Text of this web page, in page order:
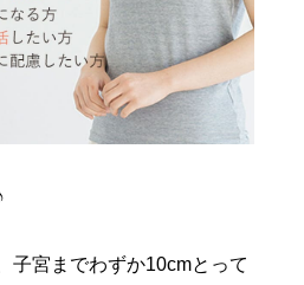
子宮までわずか10cmとって